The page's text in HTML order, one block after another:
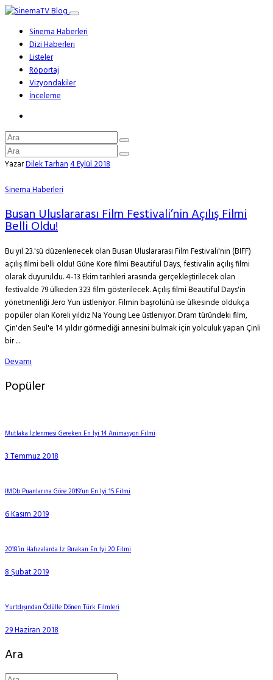
Sinema Haberleri
Dizi Haberleri
Listeler
Röportaj
Vizyondakiler
İnceleme
YazarDilek Tarhan4 Eylül 2018
Sinema Haberleri
Busan Uluslararası Film Festivali’nin Açılış Filmi
Belli Oldu!
Bu yıl 23.'sü düzenlenecek olan Busan Uluslararası Film Festivali'nin (BIFF)
açılış filmi belli oldu! Güne Kore filmi Beautiful Days, festivalin açılış filmi
olarak duyuruldu. 4-13 Ekim tarihleri arasında gerçekleştirilecek olan
festivalde 79 ülkeden 323 film gösterilecek. Açılış filmi Beautiful Days'in
yönetmenliği Jero Yun üstleniyor. Filmin başrolünü ise ülkesinde oldukça
popüler olan Koreli yıldız Na Young Lee üstleniyor. Dram türündeki film,
Çin'den Seul'e 14 yıldır görmediği annesini bulmak için yolculuk yapan Çinli
bir ...
Devamı
Popüler
Mutlaka İzlenmesi Gereken En İyi 14 Animasyon Filmi
3 Temmuz 2018
IMDb Puanlarına Göre 2019’un En İyi 15 Filmi
6 Kasım 2019
2018’in Hafızalarda İz Bırakan En İyi 20 Filmi
8 Şubat 2019
Yurtdışından Ödülle Dönen Türk Filmleri
29 Haziran 2018
Ara